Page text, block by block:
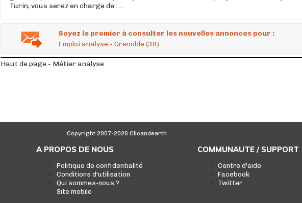
Turin, vous serez en charge de : ...
Soyez le premier à consulter les nouvelles annonces pour :
Emploi analyse - Grenoble (38)
Haut de page - Métier analyse
Copyright 2007-2026 Clicandearth
A PROPOS DE NOUS
Politique de confidentialité
Conditions d'utilisation
Qui sommes-nous ?
Site mobile
COMMUNAUTE / SUPPORT
Centre d'aide
Facebook
Twitter